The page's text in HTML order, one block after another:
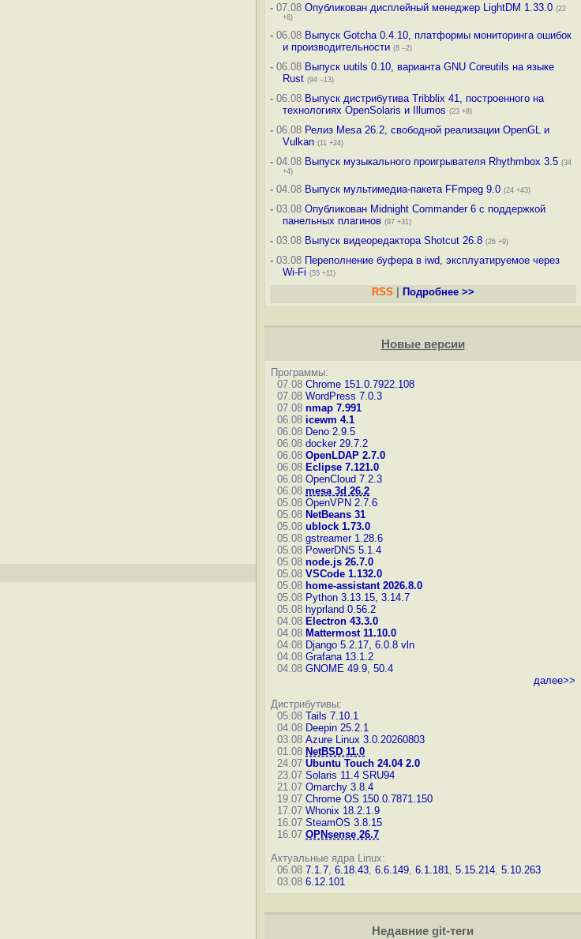
- 07.08 Опубликован дисплейный менеджер LightDM 1.33.0 (22
+8)
- 06.08 Выпуск Gotcha 0.4.10, платформы мониторинга ошибок
и производительности (8 –2)
- 06.08 Выпуск uutils 0.10, варианта GNU Coreutils на языке
Rust (94 –13)
- 06.08 Выпуск дистрибутива Tribblix 41, построенного на
технологиях OpenSolaris и Illumos (23 +8)
- 06.08 Релиз Mesa 26.2, свободной реализации OpenGL и
Vulkan (11 +24)
- 04.08 Выпуск музыкального проигрывателя Rhythmbox 3.5 (34
+4)
- 04.08 Выпуск мультимедиа-пакета FFmpeg 9.0 (24 +43)
- 03.08 Опубликован Midnight Commander 6 c поддержкой
панельных плагинов (97 +31)
- 03.08 Выпуск видеоредактора Shotcut 26.8 (26 +9)
- 03.08 Переполнение буфера в iwd, эксплуатируемое через
Wi-Fi (55 +11)
RSS Подробнее >>
Новые версии
Программы:
07.08 Chrome 151.0.7922.108
07.08 WordPress 7.0.3
07.08 nmap 7.991
06.08 icewm 4.1
06.08 Deno 2.9.5
06.08 docker 29.7.2
06.08 OpenLDAP 2.7.0
06.08 Eclipse 7.121.0
06.08 OpenCloud 7.2.3
06.08 mesa 3d 26.2
05.08 OpenVPN 2.7.6
05.08 NetBeans 31
05.08 ublock 1.73.0
05.08 gstreamer 1.28.6
05.08 PowerDNS 5.1.4
05.08 node.js 26.7.0
05.08 VSCode 1.132.0
05.08 home-assistant 2026.8.0
05.08 Python 3.13.15, 3.14.7
05.08 hyprland 0.56.2
04.08 Electron 43.3.0
04.08 Mattermost 11.10.0
04.08 Django 5.2.17, 6.0.8 vln
04.08 Grafana 13.1.2
04.08 GNOME 49.9, 50.4
далее>>
Дистрибутивы:
05.08 Tails 7.10.1
04.08 Deepin 25.2.1
03.08 Azure Linux 3.0.20260803
01.08 NetBSD 11.0
24.07 Ubuntu Touch 24.04 2.0
23.07 Solaris 11.4 SRU94
21.07 Omarchy 3.8.4
19.07 Chrome OS 150.0.7871.150
17.07 Whonix 18.2.1.9
16.07 SteamOS 3.8.15
16.07 OPNsense 26.7
Актуальные ядра Linux:
06.08 7.1.7, 6.18.43, 6.6.149, 6.1.181, 5.15.214, 5.10.263
03.08 6.12.101
Недавние git-теги